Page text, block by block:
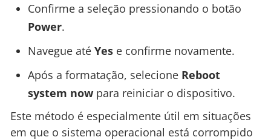
Confirme a seleção pressionando o botão
Power.
Navegue até Yese confirme novamente.
Após a formatação, selecione Reboot
system nowpara reiniciar o dispositivo.
Este método é especialmente útil em situações
em que o sistema operacional está corrompido